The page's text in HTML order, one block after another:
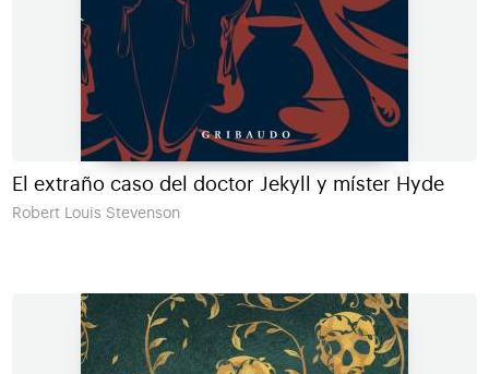
El extraño caso del doctor Jekyll y míster Hyde
Robert Louis Stevenson